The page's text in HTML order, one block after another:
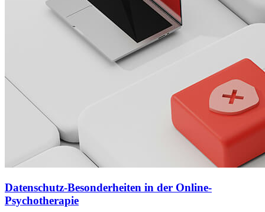
Datenschutz-Besonderheiten in der Online-
Psychotherapie